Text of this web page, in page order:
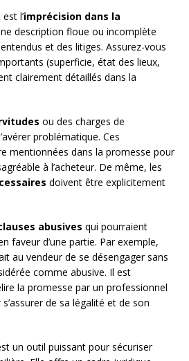
l’imprécision dans la
description floue ou incomplète
et des litiges. Assurez-vous
(superficie, état des lieux,
clairement détaillés dans la
ou des charges de
problématique. Ces
mentionnées dans la promesse pour
à l’acheteur. De même, les
doivent être explicitement
abusives qui pourraient
faveur d’une partie. Par exemple,
au vendeur de se désengager sans
comme abusive. Il est
la promesse par un professionnel
de sa légalité et de son
un outil puissant pour sécuriser